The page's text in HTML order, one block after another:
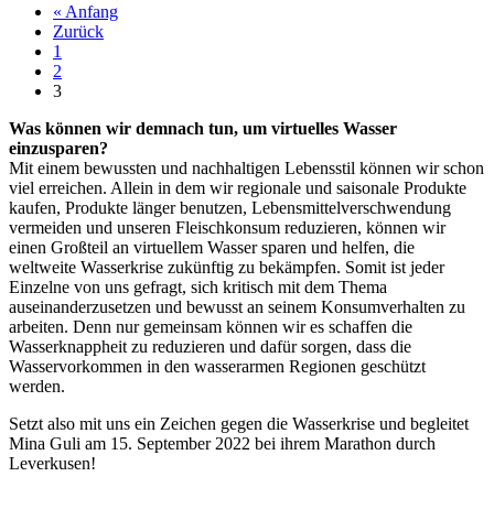
« Anfang
Zurück
1
2
3
Was können wir demnach tun, um virtuelles Wasser
einzusparen?
Mit einem bewussten und nachhaltigen Lebensstil können wir schon
viel erreichen. Allein in dem wir regionale und saisonale Produkte
kaufen, Produkte länger benutzen, Lebensmittelverschwendung
vermeiden und unseren Fleischkonsum reduzieren, können wir
einen Großteil an virtuellem Wasser sparen und helfen, die
weltweite Wasserkrise zukünftig zu bekämpfen. Somit ist jeder
Einzelne von uns gefragt, sich kritisch mit dem Thema
auseinanderzusetzen und bewusst an seinem Konsumverhalten zu
arbeiten. Denn nur gemeinsam können wir es schaffen die
Wasserknappheit zu reduzieren und dafür sorgen, dass die
Wasservorkommen in den wasserarmen Regionen geschützt
werden.
Setzt also mit uns ein Zeichen gegen die Wasserkrise und begleitet
Mina Guli am 15. September 2022 bei ihrem Marathon durch
Leverkusen!